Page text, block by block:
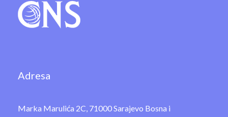
Adresa
Marka Marulića 2C, 71000 Sarajevo Bosna i